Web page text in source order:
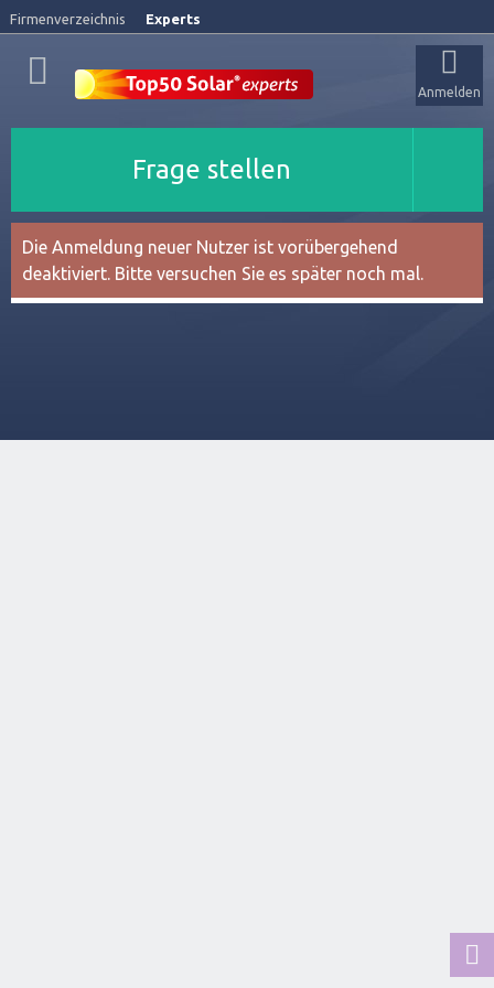
Firmenverzeichnis Experts
Anmelden
Frage stellen
Die Anmeldung neuer Nutzer ist vorübergehend
deaktiviert. Bitte versuchen Sie es später noch mal.